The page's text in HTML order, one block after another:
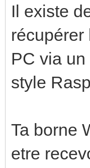
Il existe
récupérer
PC via
style
Ta borne
etre